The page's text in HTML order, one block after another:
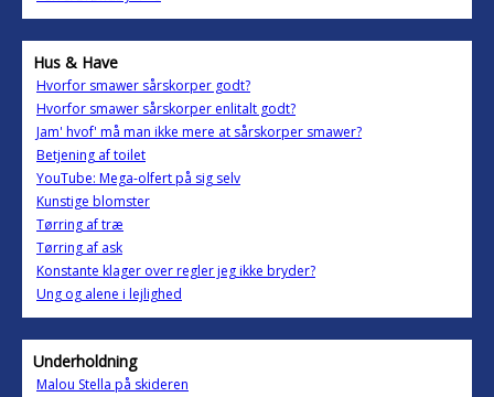
Hus & Have
Hvorfor smawer sårskorper godt?
Hvorfor smawer sårskorper enlitalt godt?
Jam' hvof' må man ikke mere at sårskorper smawer?
Betjening af toilet
YouTube: Mega-olfert på sig selv
Kunstige blomster
Tørring af træ
Tørring af ask
Konstante klager over regler jeg ikke bryder?
Ung og alene i lejlighed
Underholdning
Malou Stella på skideren